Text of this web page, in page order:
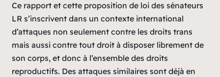
Ce rapport et cette proposition de loi des sénateurs
LR s’inscrivent dans un contexte international
d’attaques non seulement contre les droits trans
mais aussi contre tout droit à disposer librement de
son corps, et donc à l’ensemble des droits
reproductifs. Des attaques similaires sont déjà en